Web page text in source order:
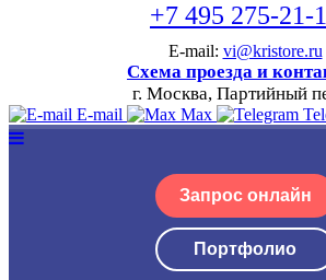
+7 495 275-21-
E-mail: vi@kristore.ru
Схема проезда и
г. Москва, Партийный
E-mail Max
Запрос онлайн
Портфолио